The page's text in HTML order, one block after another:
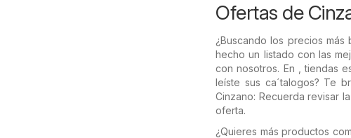
Ofertas de
¿Buscando los precios más
hecho un listado con las
con nosotros. En , tiendas
leíste sus ca´talogos? Te
Cinzano: Recuerda revisar
oferta.
¿Quieres más productos